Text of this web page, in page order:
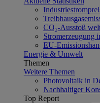
CO₂-Ausstoß
Stromerzeugung
EU-
Energie & Umwelt
Themen
Weitere Themen
Photovoltaik in
Nachhaltiger
Top Report